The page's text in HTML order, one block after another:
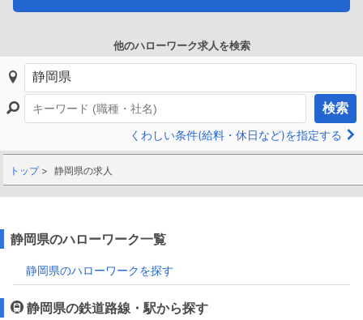
他のハローワーク求人を検索
検索
くわしい条件(給料・休日など)を指定する
トップ 静岡県の求人
静岡県のハローワーク一覧
静岡県のハローワークを探す
静岡県の鉄道路線・駅から探す